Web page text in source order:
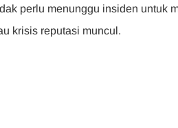
perlu menunggu insiden untuk
krisis reputasi muncul.